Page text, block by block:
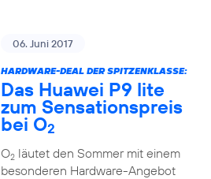
06. Juni 2017
HARDWARE-DEAL DER SPITZENKLASSE:
Das Huawei P9 lite
zum Sensationspreis
bei O2
O2läutet den Sommer mit einem
besonderen Hardware-Angebot